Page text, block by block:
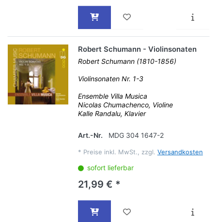
Robert Schumann - Violinsonaten
Robert Schumann (1810-1856)
Violinsonaten Nr. 1-3
Ensemble Villa Musica
Nicolas Chumachenco, Violine
Kalle Randalu, Klavier
Art.-Nr. MDG 304 1647-2
* Preise inkl. MwSt., zzgl. Versandkosten
sofort lieferbar
21,99 € *